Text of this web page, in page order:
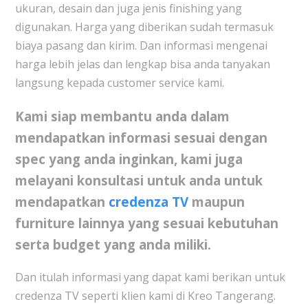
ukuran, desain dan juga jenis finishing yang
digunakan. Harga yang diberikan sudah termasuk
biaya pasang dan kirim. Dan informasi mengenai
harga lebih jelas dan lengkap bisa anda tanyakan
langsung kepada customer service kami.
Kami siap membantu anda dalam
mendapatkan informasi sesuai dengan
spec yang anda inginkan, kami juga
melayani konsultasi untuk anda untuk
mendapatkan credenza TVmaupun
furniture lainnya yang sesuai kebutuhan
serta budget yang anda miliki.
Dan itulah informasi yang dapat kami berikan untuk
credenza TV seperti klien kami di Kreo Tangerang.